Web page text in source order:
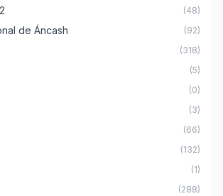
(48)
de Áncash (92)
(318)
(5)
(0)
(3)
(66)
(132)
(1)
(288)